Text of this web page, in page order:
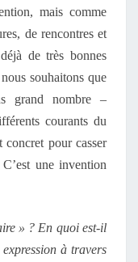
mais comme
de rencontres et
de très bonnes
souhaitons que
grand nombre –
courants du
pour casser
une invention
» ? En quoi est-il
à travers